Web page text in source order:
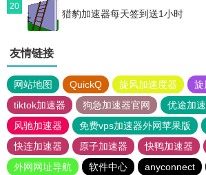
20
猎豹加速器每天签到送1小时
友情链接
网站地图 QuickQ 旋风加速度器
旋
tiktok加速器
狗急加速器官网
优途加
风驰加速器
免费vps加速器外网苹果版
快连加速器
原子加速器 快鸭加速器
外网网址导航
软件中心 anyconnect